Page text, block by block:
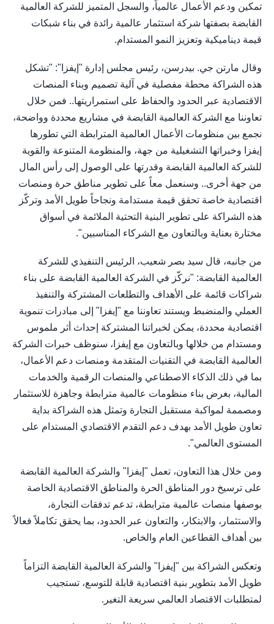
تمكين ودعم الأعمال عالمياً، والسجل المتميز للشركة العالمية
القابضة بصفتها شركة استثمار عالمية رائدة في بناء شبكات
قيمة ديناميكية وتعزيز النمو المستدام.
وقال مارتن جي. بيدرسن، رئيس مجلس إدارة "إيفزا": "تشكل
هذه الشراكة محطة مفصلية في آلية تصميم وبناء المنصات
الاقتصادية عبر الحدود والحفاظ على استمراريتها.. فمن خلال
تعاوننا مع الشركة العالمية القابضة في مشاريع محددة وواضحة،
نجمع بين منظومات الأعمال العالمية المترابطة التي تطورها
إيفزا وخبراتها التشغيلية من جهة، والمنظومة المتنوعة والقوية
للشركة العالمية القابضة وقدرتها على الوصول إلى رأس المال
من جهة أخرى.. وسنعمل معاً على تطوير مناطق حرة ومنصات
اقتصادية خاصة تحقق قيمة مستدامة ونجاحاً طويل الأمد وتركّز
هذه الشراكة على تطوير البنية التحتية الملائمة في أسواق
مختارة بعناية وبالتعاون مع الشركاء المناسبين".
من جانبه، قال سيد بصر شعيب، الرئيس التنفيذي للشركة
العالمية القابضة: "نركّز في الشركة العالمية القابضة على بناء
شراكات قائمة على الأهداف والتطلعات المشتركة والتنفيذ
العملي والمنضبط ويستند تعاوننا مع "إيفزا" إلى مبادرات تنموية
اقتصادية محددة، يمكن لخبراتنا المشتركة إحداث أثر ملموس
ومستدام من خلالها وبالتعاون مع إيفزا، سنوظف خبرات الشركة
العالمية القابضة في التقنيات المتقدمة ومنصات دعم الأعمال،
بما في ذلك الذكاء الاصطناعي والمنصات الرقمية والخدمات
المالية، بغرض بناء منظومات عالمية مترابطة وجاهزة للاستثمار
ومصممة لمواكبة مستقبل التجارة وتمثل هذه الشراكة بداية
تعاون طويل الأمد بهدف دعم التقدم الاقتصادي المستدام على
المستوى العالمي".
ومن خلال هذا التعاون، تعمل "إيفزا" والشركة العالمية القابضة
على ترسيخ دور المناطق الحرة والمناطق الاقتصادية الخاصة
بوصفها منصات عالمية مترابطة، تدعم تدفقات التجارة،
والاستثمار، والابتكار، والتعاون عبر الحدود، بما يحقق تكاملاً فعالاً
بين أهداف القطاعين العام والخاص.
وتعكس الشراكة بين "إيفزا" والشركة العالمية القابضة التزاماً
طويل الأمد بتطوير بنية اقتصادية قابلة للتوسع، تستجيب
لمتطلبات الاقتصاد العالمي سريعة التغير.